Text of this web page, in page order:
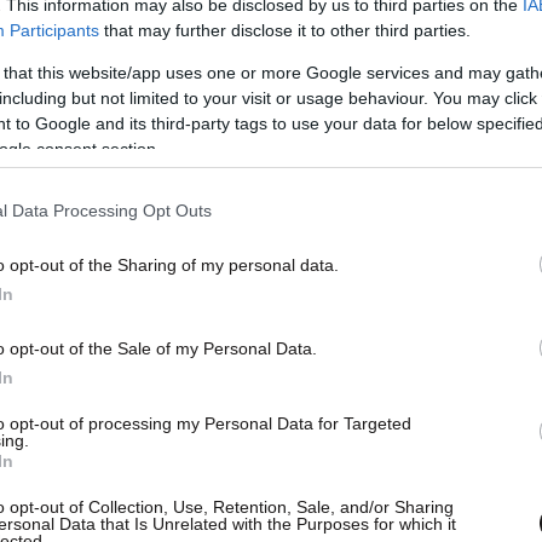
This information may also be disclosed by us to third parties on the
Participants that may further disclose it to other third parties.
that this website/app uses one or more Google services and may
but not limited to your visit or usage behaviour. You may
to Google and its third-party tags to use your data for below
consent section.
Data Processing Opt Outs
opt-out of the Sharing of my personal data.
opt-out of the Sale of my Personal Data.
opt-out of processing my Personal Data for Targeted
opt-out of Collection, Use, Retention, Sale, and/or Sharing
Data that Is Unrelated with the Purposes for which it
του Ελληνικού Περιπτέρου λειτουργεί
συνθήκη της διοργάνωσης: ένα περιβάλλον
τους συγχέονται, και όπου η
άλλη μορφή συμμετοχής στο ίδιο το παιχνίδι
σε επιμέλεια Γιώργου Μπεκιράκη,
το Ελληνικό Περίπτερο στα Giardini της
Σπήλαιο» δημιουργώντας ένα
την πλατωνική αλληγορία στο
του εθνικισμού και του λαϊκισμού.